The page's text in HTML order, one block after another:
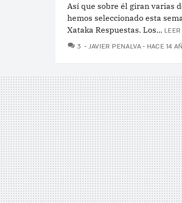
Así que sobre él giran varias
hemos seleccionado esta
Xataka Respuestas. Los...
3 COMENTARIOS
JAVIER PENALVA HACE 14